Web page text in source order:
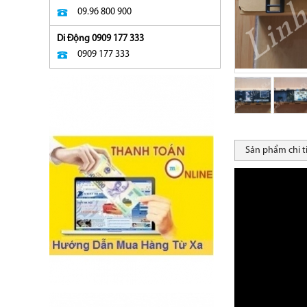
09.96 800 900
Di Động 0909 177 333
0909 177 333
Sản phẩm chi